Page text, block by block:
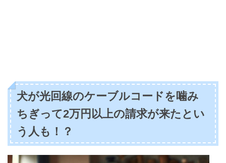
犬が光回線のケーブルコードを噛み
ちぎって2万円以上の請求が来たとい
う人も！？